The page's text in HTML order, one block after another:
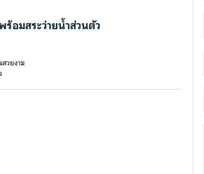
ร้อมสระว่ายน้ำส่วนตัว
วยงาม